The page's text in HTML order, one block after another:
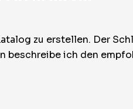
zu erstellen. Der
beschreibe ich den